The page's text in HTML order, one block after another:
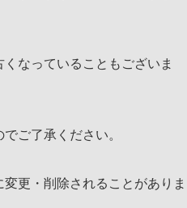
なっていることもございま
ご了承ください。
更・削除されることがありま